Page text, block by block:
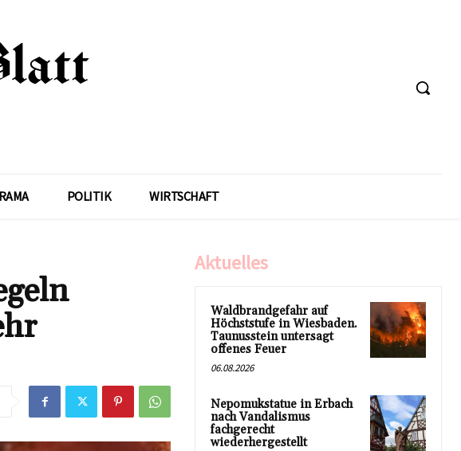
POLITIK WIRTSCHAFT
Aktuelles
Waldbrandgefahr auf
Höchststufe in Wiesbaden.
Taunusstein untersagt
offenes Feuer
06.08.2026
Nepomukstatue in Erbach
nach Vandalismus
fachgerecht
wiederhergestellt